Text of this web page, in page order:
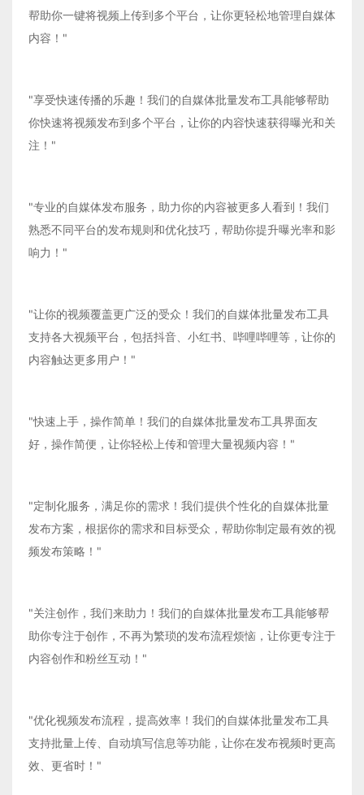
帮助你一键将视频上传到多个平台，让你更轻松地管理自媒体
内容！"
"享受快速传播的乐趣！我们的自媒体批量发布工具能够帮助
你快速将视频发布到多个平台，让你的内容快速获得曝光和关
注！"
"专业的自媒体发布服务，助力你的内容被更多人看到！我们
熟悉不同平台的发布规则和优化技巧，帮助你提升曝光率和影
响力！"
"让你的视频覆盖更广泛的受众！我们的自媒体批量发布工具
支持各大视频平台，包括抖音、小红书、哔哩哔哩等，让你的
内容触达更多用户！"
"快速上手，操作简单！我们的自媒体批量发布工具界面友
好，操作简便，让你轻松上传和管理大量视频内容！"
"定制化服务，满足你的需求！我们提供个性化的自媒体批量
发布方案，根据你的需求和目标受众，帮助你制定最有效的视
频发布策略！"
"关注创作，我们来助力！我们的自媒体批量发布工具能够帮
助你专注于创作，不再为繁琐的发布流程烦恼，让你更专注于
内容创作和粉丝互动！"
"优化视频发布流程，提高效率！我们的自媒体批量发布工具
支持批量上传、自动填写信息等功能，让你在发布视频时更高
效、更省时！"